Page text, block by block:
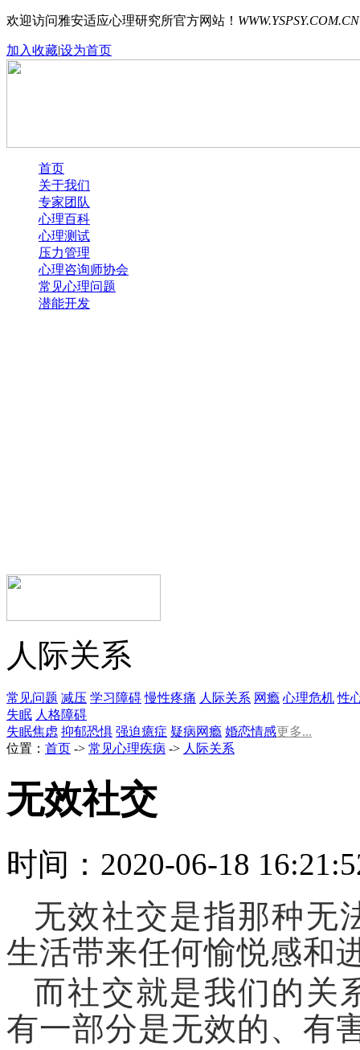
欢迎访问雅安适应心理研究所官方网站！ WWW.YSPSY.COM.CN
加入收藏|设为首页
首页
关于我们
专家团队
心理百科
心理测试
压力管理
心理咨询师协会
常见心理问题
潜能开发
人际关系
常见问题 减压 学习障碍 慢性疼痛 人际关系 网瘾 心理危机 性
失眠 人格障碍
失眠焦虑 抑郁恐惧 强迫癔症 疑病网瘾 婚恋情感更多...
位置： 首页 -> 常见心理疾病 -> 人际关系
无效社交
时间：2020-06-18
无效社交是指那种无
生活带来任何愉悦感和
而社交就是我们的关
有一部分是无效的、有